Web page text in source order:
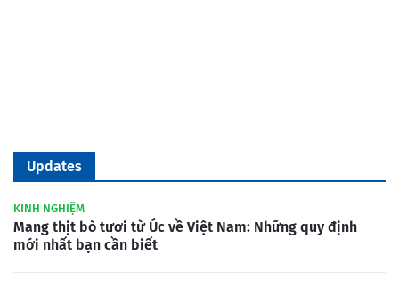
Updates
KINH NGHIỆM
Mang thịt bò tươi từ Úc về Việt Nam: Những quy định
mới nhất bạn cần biết